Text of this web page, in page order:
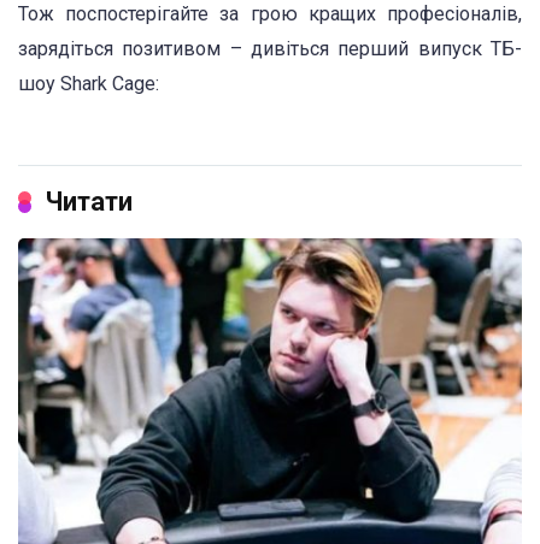
Тож поспостерігайте за грою кращих професіоналів,
зарядіться позитивом – дивіться перший випуск ТБ-
шоу Shark Cage:
Читати